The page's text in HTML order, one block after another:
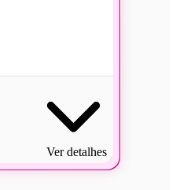
Ver detalhes